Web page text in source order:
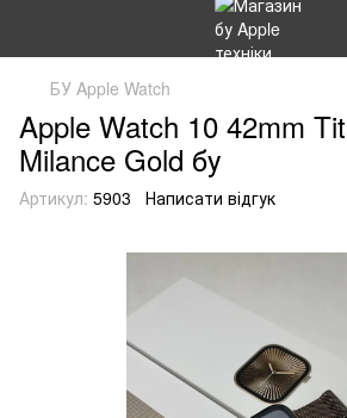
БУ Apple Watch
Apple Watch 10 42mm
Milance Gold бу
Артикул: 5903 Написати відгук